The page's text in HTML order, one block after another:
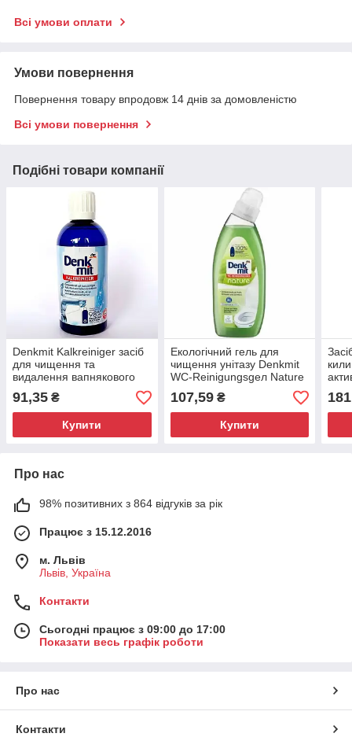
Всі умови оплати
Умови повернення
Повернення товару впродовж 14 днів за домовленістю
Всі умови повернення
Подібні товари компанії
Denkmit Kalkreiniger засіб
для чищення та
видалення вапнякового
нальоту 500мл
91,35 ₴
Купити
Екологічний гель для
чищення унітазу Denkmit
WC-Reinigungsgел Nature
(750 мл)
107,59₴
Купити
Про нас
98% позитивних з 864 відгуків за рік
Працює з 15.12.2016
м. Львів
Львів, Україна
Контакти
Сьогодні працює з 09:00 до 17:00
Показати весь графік роботи
Про нас
Контакти